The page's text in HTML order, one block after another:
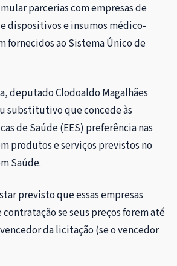
parcerias com empresas de
dispositivos e insumos médico-
fornecidos ao Sistema Único de
deputado Clodoaldo Magalhães
substitutivoque concede às
de Saúde (EES) preferência nas
produtos e serviços previstos no
Saúde.
previsto que essas empresas
se seus preços forem até
da licitação (se o vencedor